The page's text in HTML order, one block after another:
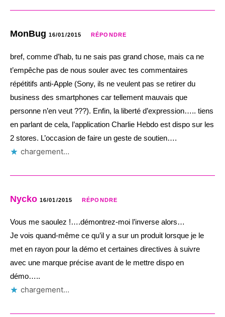
MonBug 16/01/2015 RÉPONDRE
bref, comme d’hab, tu ne sais pas grand chose, mais ca ne
t’empêche pas de nous souler avec tes commentaires
répétitifs anti-Apple (Sony, ils ne veulent pas se retirer du
business des smartphones car tellement mauvais que
personne n’en veut ???). Enfin, la liberté d’expression….. tiens
en parlant de cela, l’application Charlie Hebdo est dispo sur les
2 stores. L’occasion de faire un geste de soutien….
chargement…
Nycko 16/01/2015 RÉPONDRE
Vous me saoulez !….démontrez-moi l’inverse alors…
Je vois quand-même ce qu’il y a sur un produit lorsque je le
met en rayon pour la démo et certaines directives à suivre
avec une marque précise avant de le mettre dispo en
démo…..
chargement…